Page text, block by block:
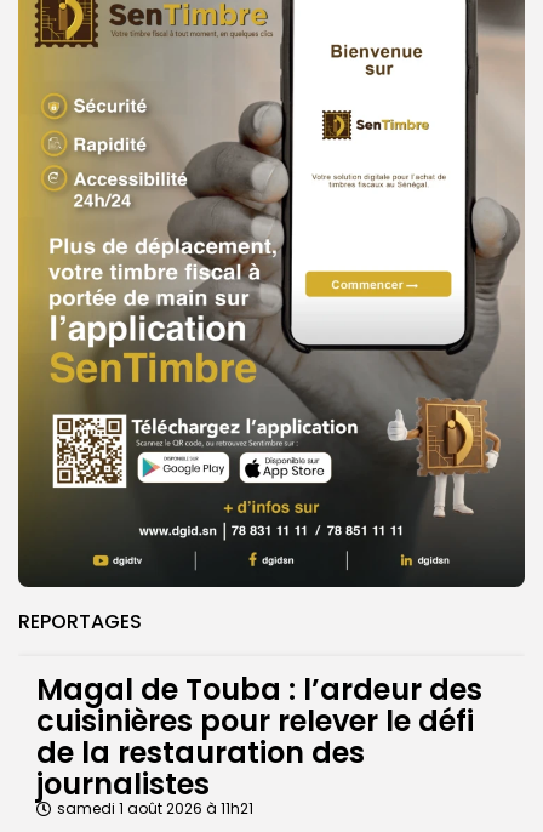
REPORTAGES
Magal de Touba : l’ardeur des
cuisinières pour relever le défi
de la restauration des
journalistes
samedi 1 août 2026 à 11h21